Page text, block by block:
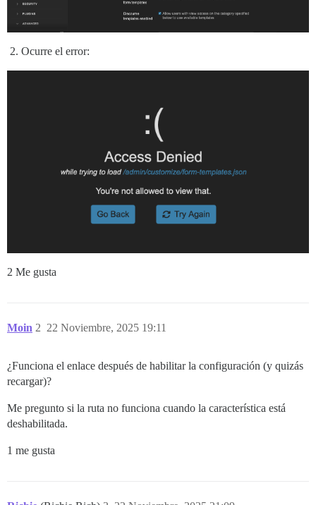
Ocurre el error:
2 Me gusta
Moin 22 Noviembre, 2025 19:11
2
¿Funciona el enlace después de habilitar la configuración (y quizás
recargar)?
Me pregunto si la ruta no funciona cuando la característica está
deshabilitada.
1 me gusta